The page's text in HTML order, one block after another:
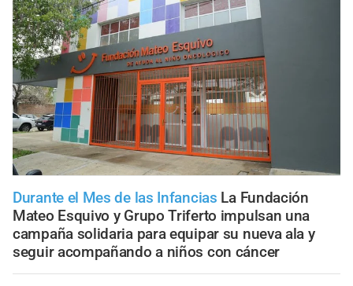
Durante el Mes de las Infancias La Fundación
Mateo Esquivo y Grupo Triferto impulsan una
campaña solidaria para equipar su nueva ala y
seguir acompañando a niños con cáncer